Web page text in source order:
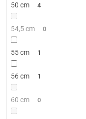
50 cm 4
54,5 cm 0
55 cm 1
56 cm 1
60 cm 0